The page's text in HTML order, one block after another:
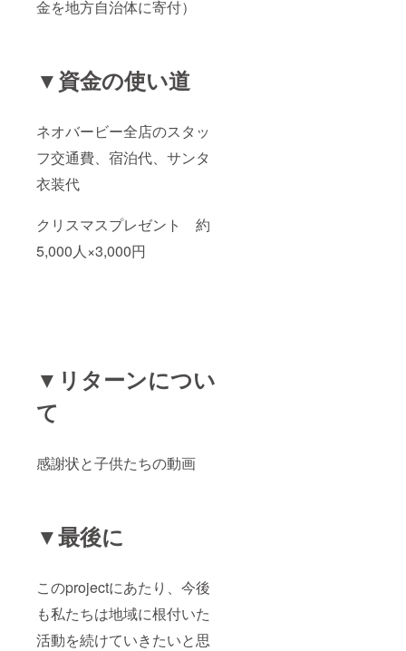
金を地方自治体に寄付）
▼資金の使い道
ネオバービー全店のスタッ
フ交通費、宿泊代、サンタ
衣装代
クリスマスプレゼント 約
5,000人×3,000円
▼リターンについ
て
感謝状と子供たちの動画
▼最後に
このprojectにあたり、今後
も私たちは地域に根付いた
活動を続けていきたいと思